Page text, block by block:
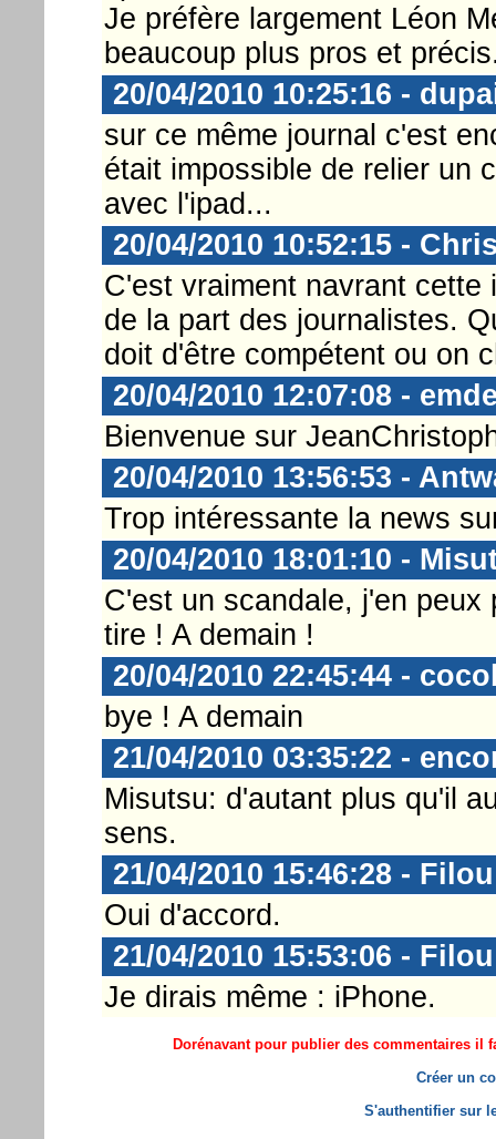
Je préfère largement Léon
beaucoup plus pros et
20/04/2010 10:25:16 -
sur ce même journal c'est
était impossible de relier un
avec l'ipad...
20/04/2010 10:52:15 -
C'est vraiment navrant
de la part des journalistes.
doit d'être compétent ou on
20/04/2010 12:07:08 -
Bienvenue sur
20/04/2010 13:56:53 -
Trop intéressante la news
20/04/2010 18:01:10 -
C'est un scandale, j'en
tire ! A demain !
20/04/2010 22:45:44 -
bye ! A demain
21/04/2010 03:35:22 -
Misutsu: d'autant plus qu'il
sens.
21/04/2010 15:46:28 - Filou
Oui d'accord.
21/04/2010 15:53:06 - Filou
Je dirais même : iPhone.
Dorénavant pour publier des commentaires il
Créer un
S'authentifier sur